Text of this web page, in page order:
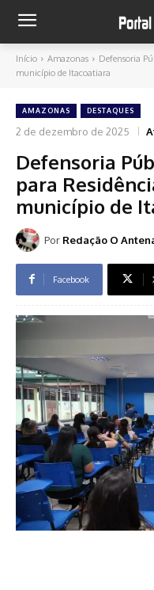
Início Amazonas
Defensoria
município de Itacoatiara
AMAZONAS DESTAQUES
2 de dezembro de 2025
Defensoria
para
município de
Por Redação O
Facebook